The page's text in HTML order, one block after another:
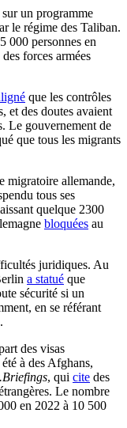
un programme
le régime des Taliban.
000 personnes en
forces armées
que les contrôles
et des doutes avaient
Le gouvernement de
que tous les migrants
migratoire allemande,
tous ses
quelque 2300
bloquées au
juridiques. Au
a statué que
sécurité si un
en se référant
des visas
à des Afghans,
, qui cite des
Le nombre
en 2022 à 10 500